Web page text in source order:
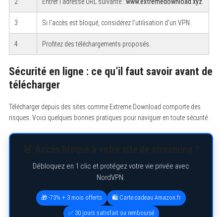
3 Si l’accès est bloqué, considérez l’utilisation d’un VPN.
4 Profitez des téléchargements proposés.
Sécurité en ligne : ce qu’il faut savoir avant de
télécharger
Télécharger depuis des sites comme Extreme Download comporte des
risques. Voici quelques bonnes pratiques pour naviguer en toute sécurité :
Débloquez en 1 clic et protégez votre vie privée avec
NordVPN.
🎁 -73% + 3 mois offerts 🛍️ Carte cadeau Amazon.fr
✅ 30 jours satisfait ou remboursé